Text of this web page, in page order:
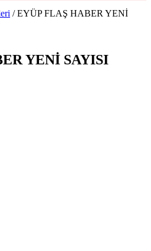
/ EYÜP FLAŞ HABER YENİ
YENİ SAYISI